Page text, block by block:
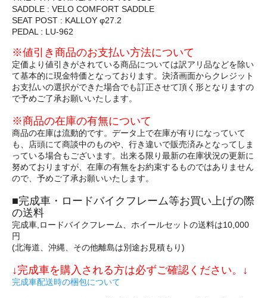
SADDLE : VELO COMFORT SADDLE
SEAT POST : KALLOY φ27.2
PEDAL : LU-962
※値引き商品のお支払い方法について
定価より値引きがされている商品については訳アリ品などを除い
て基本的に現金特価となっております。決済画面からクレジット
お支払いの選択ができた場合でも訂正させて頂く形となりますの
で予めご了承お願いいたします。
※商品の在庫の有無について
商品の在庫は流動的です。データ上で在庫が有りになっていて
も、店頭にて商談中のものや、行き違いで販売済みとなってしま
っている場合もございます。出来る限り最新の在庫状況の更新に
努めておりますが、在庫の有無をお約束するものではありません
ので、予めご了承お願いいたします。
■完成車・ロードバイクフレーム等お買い上げの際
の送料
完成車,ロードバイクフレーム、ホイールセットの送料は10,000
円
(北海道、沖縄、その他離島は別途お見積もり)
↓完成車を購入される方は必ずご確認ください。↓
完成車配送時の梱包について